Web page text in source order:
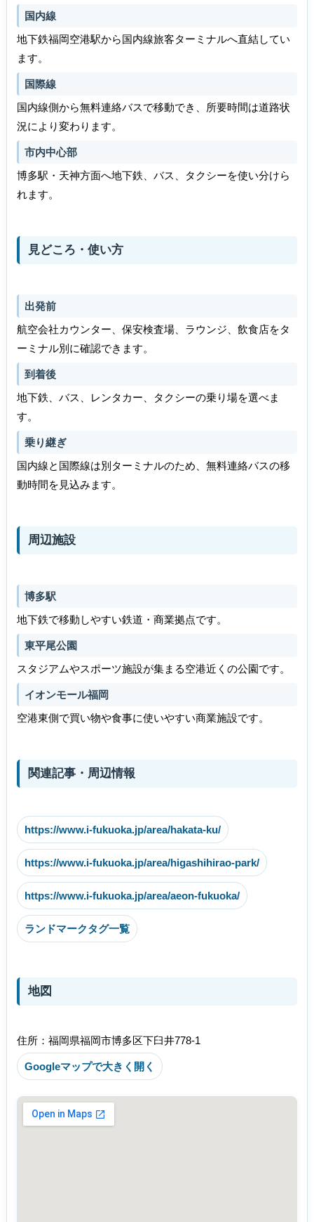
国内線
地下鉄福岡空港駅から国内線旅客ターミナルへ直結してい
ます。
国際線
国内線側から無料連絡バスで移動でき、所要時間は道路状
況により変わります。
市内中心部
博多駅・天神方面へ地下鉄、バス、タクシーを使い分けら
れます。
見どころ・使い方
出発前
航空会社カウンター、保安検査場、ラウンジ、飲食店をタ
ーミナル別に確認できます。
到着後
地下鉄、バス、レンタカー、タクシーの乗り場を選べま
す。
乗り継ぎ
国内線と国際線は別ターミナルのため、無料連絡バスの移
動時間を見込みます。
周辺施設
博多駅
地下鉄で移動しやすい鉄道・商業拠点です。
東平尾公園
スタジアムやスポーツ施設が集まる空港近くの公園です。
イオンモール福岡
空港東側で買い物や食事に使いやすい商業施設です。
関連記事・周辺情報
https://www.i-fukuoka.jp/area/hakata-ku/
https://www.i-fukuoka.jp/area/higashihirao-park/
https://www.i-fukuoka.jp/area/aeon-fukuoka/
ランドマークタグ一覧
地図
住所：福岡県福岡市博多区下臼井778-1
Googleマップで大きく開く